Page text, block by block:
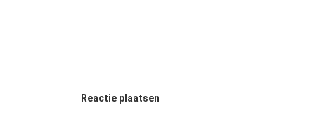
Reactie plaatsen